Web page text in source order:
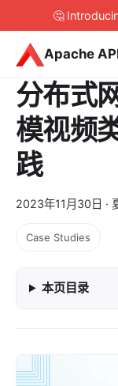
🤔
Apache
分布式
模视频
践
2023年11月30日 ·
Case Studies
本页目录